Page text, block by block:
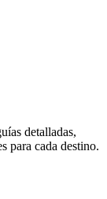
detalladas,
para cada destino.